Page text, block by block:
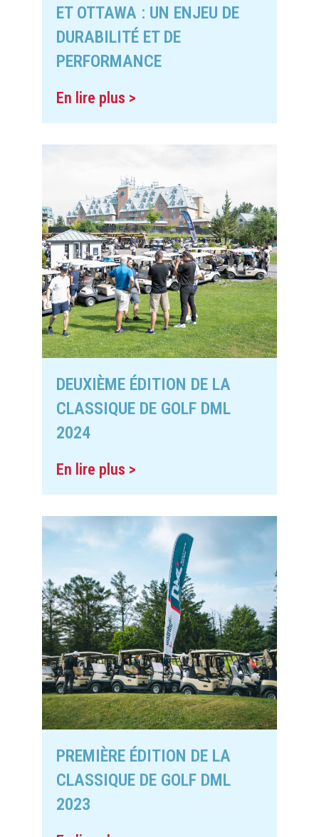
ET OTTAWA : UN ENJEU DE
DURABILITÉ ET DE
PERFORMANCE
En lire plus >
DEUXIÈME ÉDITION DE LA
CLASSIQUE DE GOLF DML
2024
En lire plus >
PREMIÈRE ÉDITION DE LA
CLASSIQUE DE GOLF DML
2023